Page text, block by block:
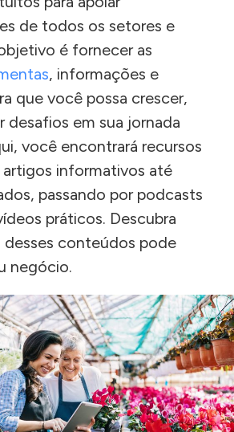
de todos os setores e
é fornecer as
, informações e
que você possa crescer,
desafios em sua jornada
você encontrará recursos
informativos até
passando por podcasts
práticos. Descubra
conteúdos pode
negócio.